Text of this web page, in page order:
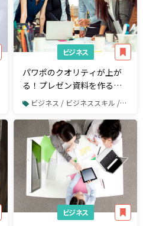
ビジネス
パワポのクオリティが上が
る！プレゼン資料を作るた
めに参考にすべき9記事
ビジネス / ビジネススキル / PowerPoint
ビジネス